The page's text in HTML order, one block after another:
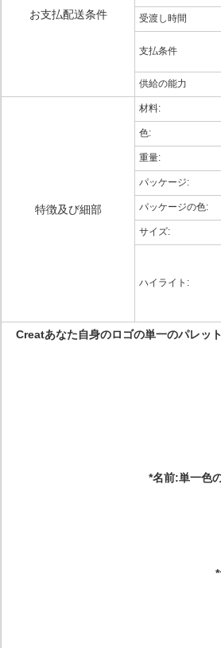
お支払配送条件 受渡し時間
支払条件
供給の能力
特徴及び細部
材料:
色:
重量:
パッケージ:
パッケージの色:
サイズ:
ハイライト:
Creatあなた自身のロゴの単一のパレッ
*名前:単一色